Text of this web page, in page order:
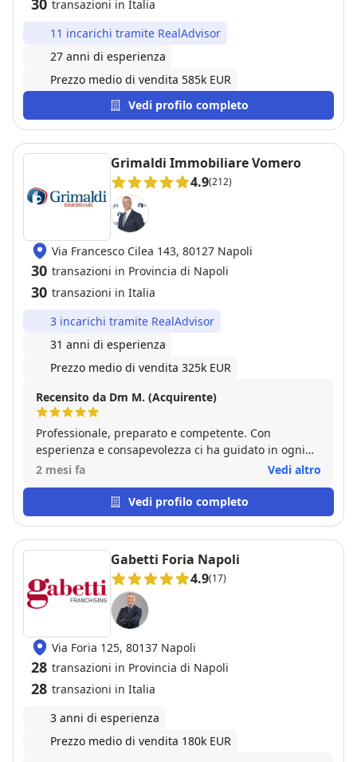
affidandosi a professionisti seri e preparati. Grazie
ancora per l'eccellente lavoro svolto!
30 transazioni in Italia
11 incarichi tramite RealAdvisor
27 anni di esperienza
Prezzo medio di vendita 585k EUR
Vedi profilo completo
Grimaldi Immobiliare Vomero
4.9(212)
Via Francesco Cilea 143, 80127 Napoli
30 transazioni in Provincia di Napoli
30 transazioni in Italia
3 incarichi tramite RealAdvisor
31 anni di esperienza
Prezzo medio di vendita 325k EUR
Recensito da Dm M. (Acquirente)
Professionale, preparato e competente. Con
esperienza e consapevolezza ci ha guidato in ogni
fase della compravendita.
2 mesi fa Vedi altro
Vedi profilo completo
Gabetti Foria Napoli
4.9(17)
Via Foria 125, 80137 Napoli
28 transazioni in Provincia di Napoli
28 transazioni in Italia
3 anni di esperienza
Prezzo medio di vendita 180k EUR